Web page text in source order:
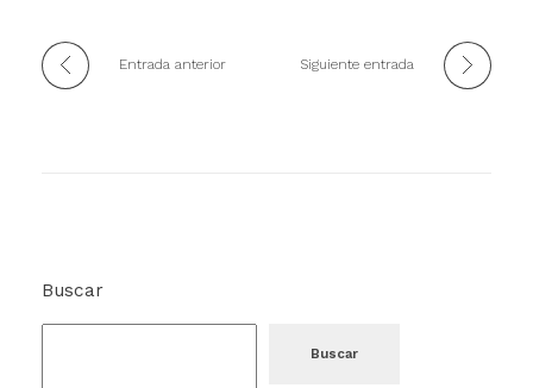
Entrada anterior Siguiente entrada
Buscar
Buscar